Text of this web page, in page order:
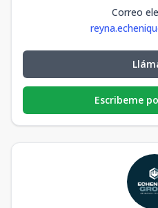
Correo
Escribeme